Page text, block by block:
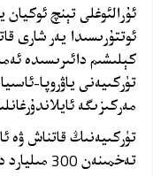
ئۇرالئوغلى تېنچ ئوكيان
ئوتتۇرىسىدا يەر شارى
كېلىشىم دائىرىسىدە
تۈركىيەنى ياۋروپا-ئاسىيا
مەركىزىگە
تەخمىنەن